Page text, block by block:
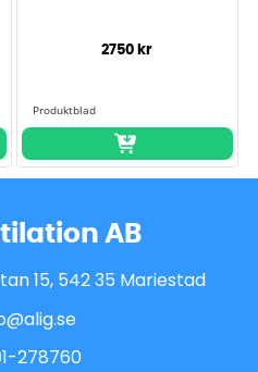
2750 kr
AB
15, 542 35 Mariestad
278760